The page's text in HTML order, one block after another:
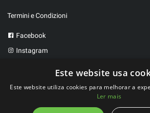
Termini e Condizioni
Facebook
Instagram
FitBen. Tutti i diritti
Sviluppato da WeLove Studio
Este website usa
Este website utiliza cookies para melhorar a
Ler mais